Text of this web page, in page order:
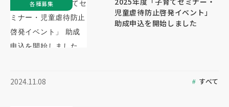
児童虐待防止啓発イベント」
助成申込を開始しました
2024.11.08 すべて
各種募集